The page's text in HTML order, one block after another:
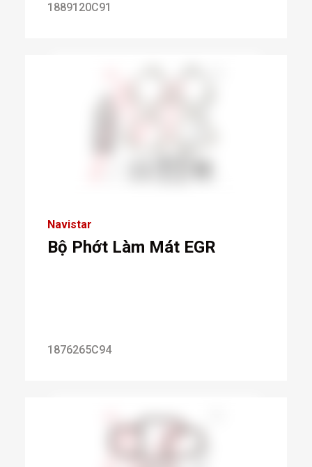
1889120C91
Navistar
Bộ Phớt Làm Mát EGR
1876265C94